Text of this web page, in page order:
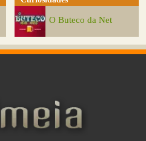
O Buteco da Net